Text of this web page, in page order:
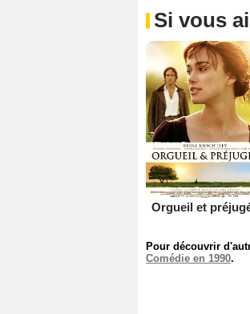
Si vous
Orgueil et
Pour découvrir
Comédie en 1990.